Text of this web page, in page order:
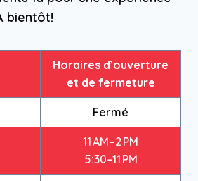
bientôt!
Horaires d’ouverture
et de fermeture
Fermé
11 AM–2 PM
5:30–11 PM